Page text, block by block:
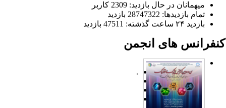
میهمانان در حال بازدید: 2309 کاربر
تمام بازدید‌ها: 28747322 بازدید
بازدید ۲۴ ساعت گذشته: 47511 بازدید
های انجمن
.